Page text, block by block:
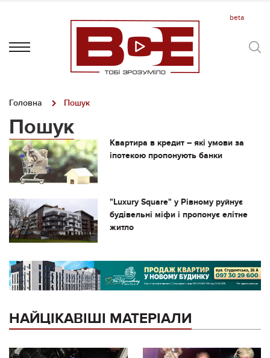
Головна Пошук
Пошук
Квартира в кредит – які умови за
іпотекою пропонують банки
"Luxury Square" у Рівному руйнує
будівельні міфи і пропонує елітне
житло
НАЙЦІКАВІШІ МАТЕРІАЛИ